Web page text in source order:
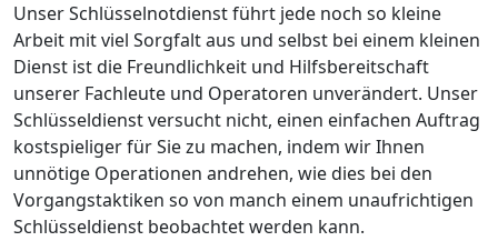
Unser Schlüsselnotdienst führt jede noch so kleine
Arbeit mit viel Sorgfalt aus und selbst bei einem kleinen
Dienst ist die Freundlichkeit und Hilfsbereitschaft
unserer Fachleute und Operatoren unverändert. Unser
Schlüsseldienst versucht nicht, einen einfachen Auftrag
kostspieliger für Sie zu machen, indem wir Ihnen
unnötige Operationen andrehen, wie dies bei den
Vorgangstaktiken so von manch einem unaufrichtigen
Schlüsseldienst beobachtet werden kann.